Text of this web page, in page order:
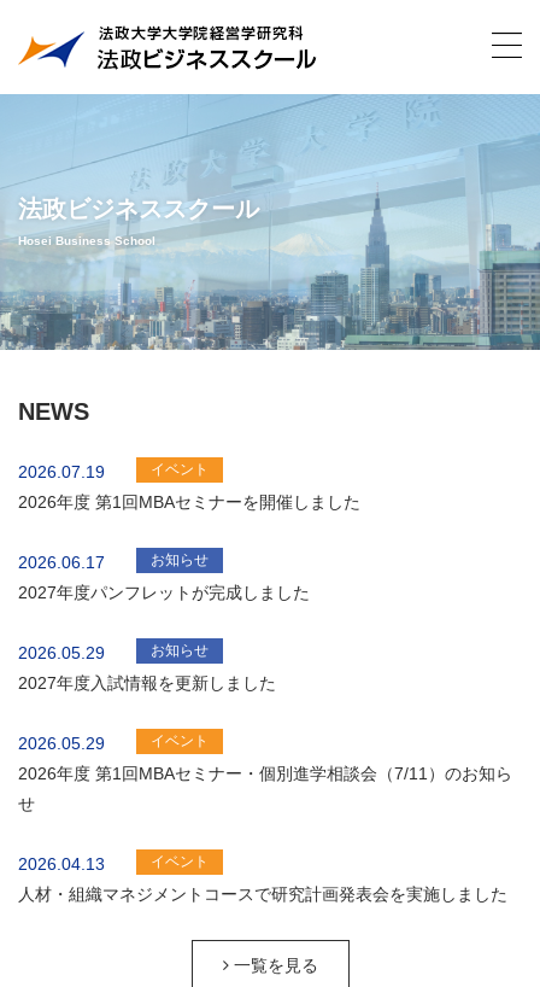
法政ビジネススクール
Hosei Business School
NEWS
2026.07.19 イベント
2026年度 第1回MBAセミナーを開催しました
2026.06.17 お知らせ
2027年度パンフレットが完成しました
2026.05.29 お知らせ
2027年度入試情報を更新しました
2026.05.29 イベント
2026年度 第1回MBAセミナー・個別進学相談会（7/11）のお知ら
せ
2026.04.13 イベント
人材・組織マネジメントコースで研究計画発表会を実施しました
一覧を見る